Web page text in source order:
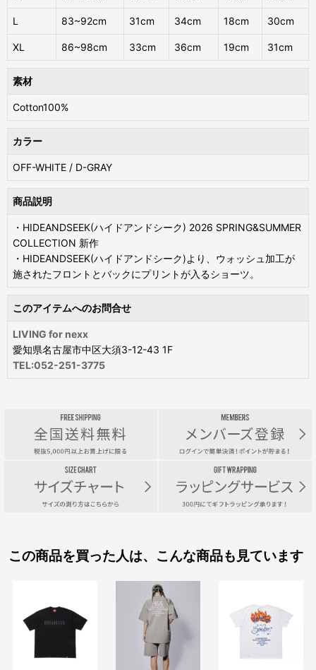
L 83~92cm 31cm 34cm 18cm 30cm
XL 86~98cm 33cm 36cm 19cm 31cm
素材
Cotton100%
カラー
OFF-WHITE / D-GRAY
商品説明
・HIDEANDSEEK(ハイドアンドシーク) 2026 SPRING&SUMMER
COLLECTION 新作
・HIDEANDSEEK(ハイドアンドシーク)より、ウォッシュ加工が
施されたフロントとバックにプリントが入るショーツ。
このアイテムへのお問合せ
LIVING for nexx
愛知県名古屋市中区大須3-12-43 1F
TEL:052-251-3775
この商品を買った人は、こんな商品も見ています